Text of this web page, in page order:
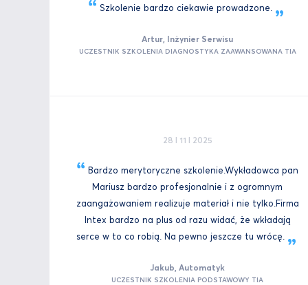
Szkolenie bardzo ciekawie prowadzone.
Artur, Inżynier Serwisu
UCZESTNIK SZKOLENIA DIAGNOSTYKA ZAAWANSOWANA TIA
28 I 11 I 2025
Bardzo merytoryczne szkolenie.Wykładowca pan
Mariusz bardzo profesjonalnie i z ogromnym
zaangażowaniem realizuje materiał i nie tylko.Firma
Intex bardzo na plus od razu widać, że wkładają
serce w to co robią. Na pewno jeszcze tu wrócę.
Jakub, Automatyk
UCZESTNIK SZKOLENIA PODSTAWOWY TIA